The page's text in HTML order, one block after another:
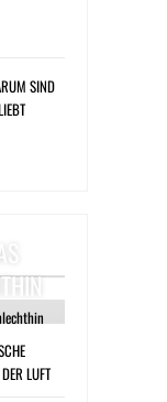
SIND
LUFT